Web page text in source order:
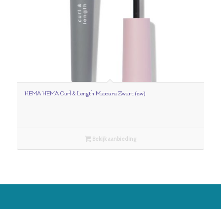
HEMA HEMA Curl & Length Mascara Zwart (zw)
Bekijk aanbieding